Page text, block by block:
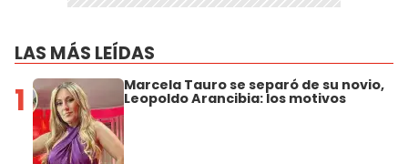
LAS MÁS LEÍDAS
1 Marcela Tauro se separó de su novio,
Leopoldo Arancibia: los motivos